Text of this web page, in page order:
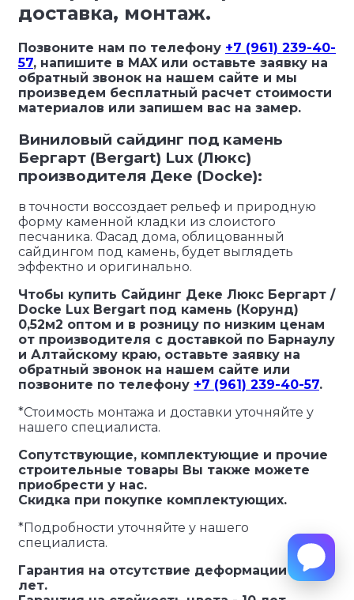
доставка, монтаж.
Позвоните нам по телефону +7 (961) 239-40-
57, напишите в MAX или оставьте заявку на
обратный звонок на нашем сайте и мы
произведем бесплатный расчет стоимости
материалов или запишем вас на замер.
Виниловый сайдинг под камень
Бергарт (Bergart) Lux (Люкс)
производителя Деке (Docke):
в точности воссоздает рельеф и природную
форму каменной кладки из слоистого
песчаника. Фасад дома, облицованный
сайдингом под камень, будет выглядеть
эффектно и оригинально.
Чтобы купить Сайдинг Деке Люкс Бергарт /
Docke Lux Bergart под камень (Корунд)
0,52м2 оптом и в розницу по низким ценам
от производителя с доставкой по Барнаулу
и Алтайскому краю, оставьте заявку на
обратный звонок на нашем сайте или
позвоните по телефону +7 (961) 239-40-57.
*Стоимость монтажа и доставки уточняйте у
нашего специалиста.
Сопутствующие, комплектующие и прочие
строительные товары Вы также можете
приобрести у нас.
Скидка при покупке комплектующих.
*Подробности уточняйте у нашего
специалиста.
Гарантия на отсутствие деформации - 50
лет.